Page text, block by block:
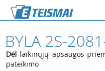
BYLA 2S-
Dėl laikinųjų apsaugos
pateikimo